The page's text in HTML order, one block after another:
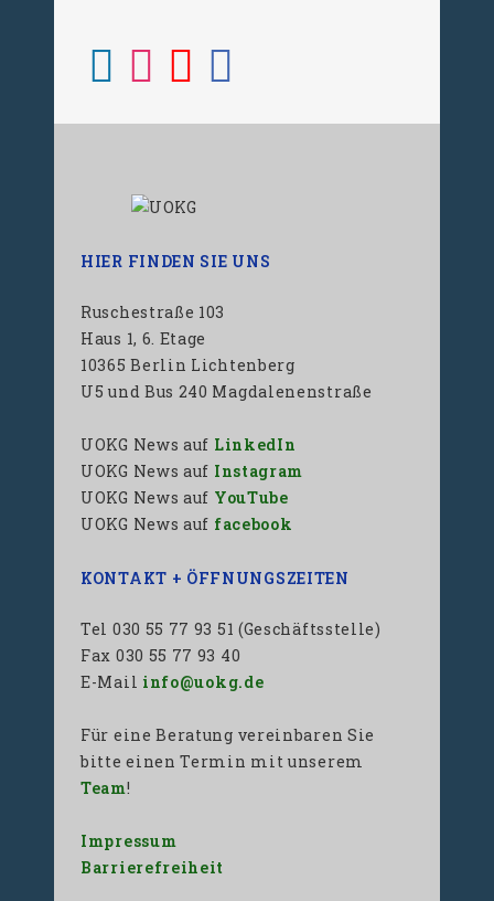
HIER FINDEN SIE UNS
Ruschestraße 103
Haus 1, 6. Etage
10365 Berlin Lichtenberg
U5 und Bus 240 Magdalenenstraße
UOKG News auf LinkedIn
UOKG News auf Instagram
UOKG News auf YouTube
UOKG News auf facebook
KONTAKT + ÖFFNUNGSZEITEN
Tel 030 55 77 93 51 (Geschäftsstelle)
Fax 030 55 77 93 40
E-Mail info@uokg.de
Für eine Beratung vereinbaren Sie
bitte einen Termin mit unserem
Team!
Impressum
Barrierefreiheit